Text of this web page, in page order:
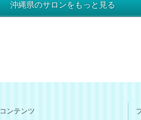
沖縄県のサロンをもっと見る
コンテンツ